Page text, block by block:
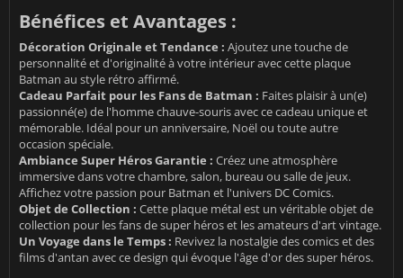
Bénéfices et Avantages :
Décoration Originale et Tendance : Ajoutez une touche de
personnalité et d'originalité à votre intérieur avec cette plaque
Batman au style rétro affirmé.
Cadeau Parfait pour les Fans de Batman : Faites plaisir à un(e)
passionné(e) de l'homme chauve-souris avec ce cadeau unique et
mémorable. Idéal pour un anniversaire, Noël ou toute autre
occasion spéciale.
Ambiance Super Héros Garantie : Créez une atmosphère
immersive dans votre chambre, salon, bureau ou salle de jeux.
Affichez votre passion pour Batman et l'univers DC Comics.
Objet de Collection : Cette plaque métal est un véritable objet de
collection pour les fans de super héros et les amateurs d'art vintage.
Un Voyage dans le Temps : Revivez la nostalgie des comics et des
films d'antan avec ce design qui évoque l'âge d'or des super héros.